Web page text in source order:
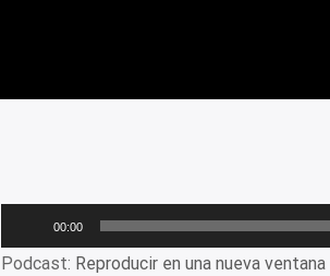
Reproductor
de
00:00
Podcast: Reproducir en una nueva ventana|